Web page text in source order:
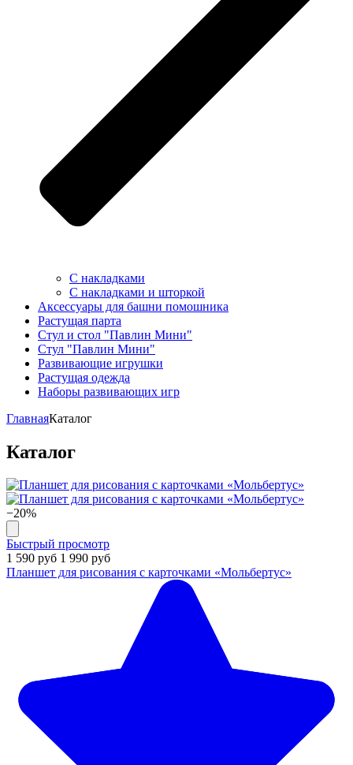
С накладками
С накладками и шторкой
Аксессуары для башни помошника
Растущая парта
Стул и стол "Павлин Мини"
Стул "Павлин Мини"
Развивающие игрушки
Растущая одежда
Наборы развивающих игр
ГлавнаяКаталог
Каталог
−20%
Быстрый просмотр
1 590 руб 1 990 руб
Планшет для рисования с карточками «Мольбертус»